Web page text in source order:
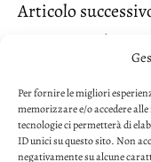
Per fornire le migliori
memorizzare e/o accedere
tecnologie ci permetterà di
ID unici su questo sito. Non
negativamente su alcune
Articolo
Un aggettivo